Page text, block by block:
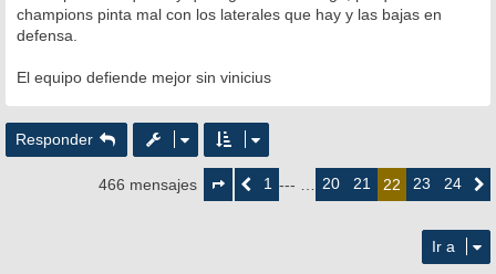
champions pinta mal con los laterales que hay y las bajas en
defensa.
El equipo defiende mejor sin vinicius
Responder
466 mensajes
Página
deAnterior
1 --- … 20 21 22 23 24
Ir a